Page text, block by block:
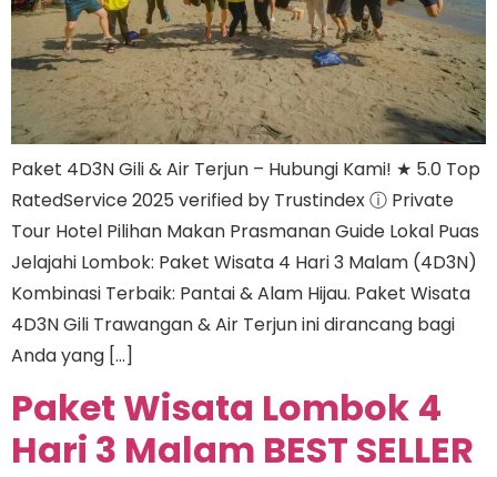
Paket 4D3N Gili & Air Terjun – Hubungi Kami! ★ 5.0 Top
RatedService 2025 verified by Trustindex ⓘ Private
Tour Hotel Pilihan Makan Prasmanan Guide Lokal Puas
Jelajahi Lombok: Paket Wisata 4 Hari 3 Malam (4D3N)
Kombinasi Terbaik: Pantai & Alam Hijau. Paket Wisata
4D3N Gili Trawangan & Air Terjun ini dirancang bagi
Anda yang […]
Paket Wisata Lombok 4
Hari 3 Malam BEST SELLER